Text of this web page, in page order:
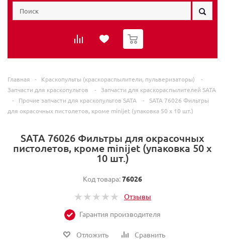
0
Главная - Краскопульты (краскораспылители, пульверизаторы)
-
Запчасти для краскопультов
-
Запчасти для краскораспылителей SATA
-
Прочие запчасти для краскопультов SATA -
SATA 76026 Фильтры
для окрасочных пистолетов, кроме minijet (упаковка 50 x 10 шт.)
SATA 76026 Фильтры для окрасочных
пистолетов, кроме minijet (упаковка 50 x
10 шт.)
Код товара:76026
Отзывы
Гарантия производителя
Отложить Сравнить